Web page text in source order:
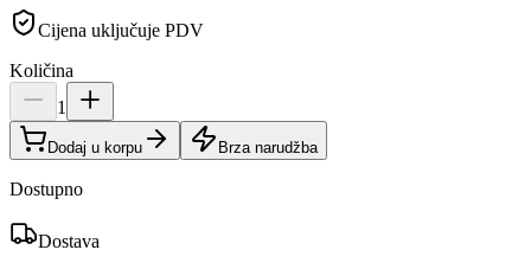
Cijena uključuje PDV
Količina
1
Dodaj u korpu Brza narudžba
Dostupno
Dostava